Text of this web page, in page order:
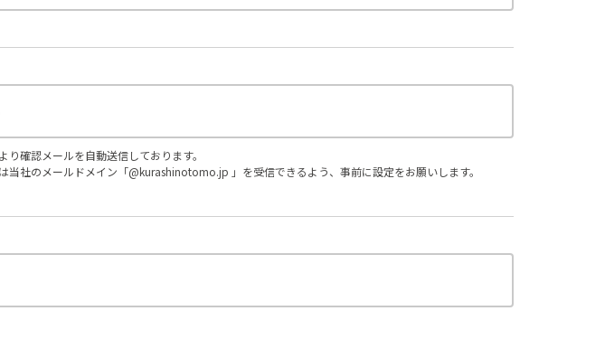
確認メールを自動送信しております。
当社のメールドメイン「@kurashinotomo.jp 」を受信できるよう、事前に設定をお願いします。